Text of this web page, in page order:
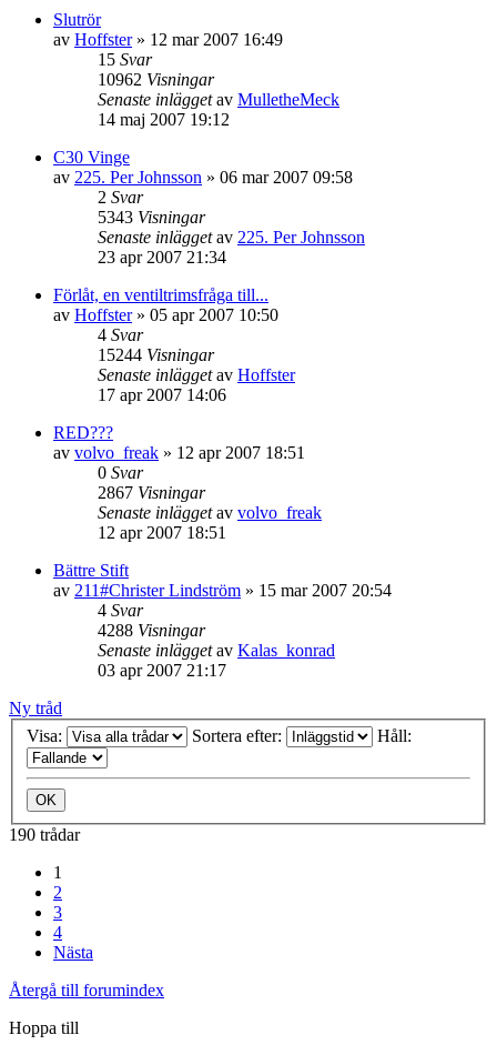
Slutrör
av Hoffster» 12 mar 2007 16:49
15 Svar
10962 Visningar
Senaste inläggetav MulletheMeck
14 maj 2007 19:12
C30 Vinge
av 225. Per Johnsson » 06 mar 2007 09:58
2 Svar
5343 Visningar
Senaste inläggetav 225. Per Johnsson
23 apr 2007 21:34
Förlåt, en ventiltrimsfråga till...
av Hoffster» 05 apr 2007 10:50
4 Svar
15244 Visningar
Senaste inläggetav Hoffster
17 apr 2007 14:06
RED???
av volvo_freak » 12 apr 2007 18:51
0 Svar
2867 Visningar
Senaste inläggetav volvo_freak
12 apr 2007 18:51
Bättre Stift
av 211#Christer Lindström » 15 mar 2007 20:54
4 Svar
4288 Visningar
Senaste inläggetav Kalas_konrad
03 apr 2007 21:17
Ny tråd
Visa:
Sortera efter: Håll:
190 trådar
1
2
3
4
Nästa
Återgå till forumindex
Hoppa till